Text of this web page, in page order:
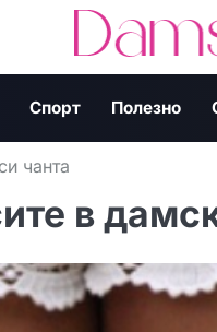
Спорт Полезно
чанта
в